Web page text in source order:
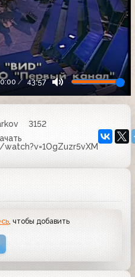
43:57
3152
, чтобы добавить